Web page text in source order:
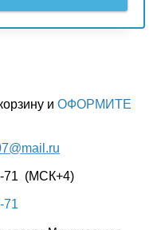
и ОФОРМИТЕ
71 (МСК+4)
71